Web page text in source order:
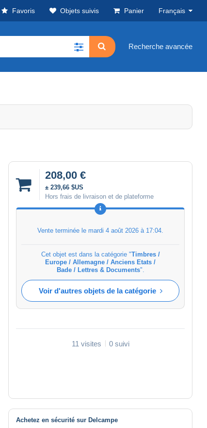
Favoris Objets suivis Panier Français
Recherche avancée
208,00 €
± 239,66 $US
Hors frais de livraison et de plateforme
Vente terminée le mardi 4 août 2026 à 17:04
Cet objet est dans la catégorie "Timbres /
Europe / Allemagne / Anciens Etats /
Bade / Lettres & Documents".
Voir d'autres objets de la catégorie
11 visites 0 suivi
Achetez en sécurité sur Delcampe